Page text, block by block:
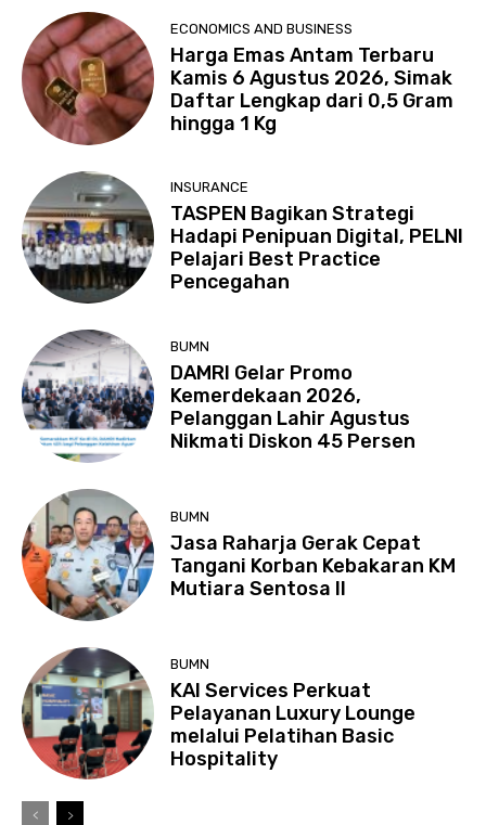
ECONOMICS AND BUSINESS
Harga Emas Antam Terbaru
Kamis 6 Agustus 2026, Simak
Daftar Lengkap dari 0,5 Gram
hingga 1 Kg
INSURANCE
TASPEN Bagikan Strategi
Hadapi Penipuan Digital, PELNI
Pelajari Best Practice
Pencegahan
BUMN
DAMRI Gelar Promo
Kemerdekaan 2026,
Pelanggan Lahir Agustus
Nikmati Diskon 45 Persen
BUMN
Jasa Raharja Gerak Cepat
Tangani Korban Kebakaran KM
Mutiara Sentosa II
BUMN
KAI Services Perkuat
Pelayanan Luxury Lounge
melalui Pelatihan Basic
Hospitality